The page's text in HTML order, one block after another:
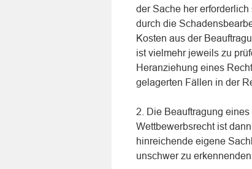
der Sache her
durch die
Kosten aus der
ist vielmehr jeweils zu
Heranziehung eines
gelagerten Fällen in der
2. Die Beauftragung
Wettbewerbsrecht ist
hinreichende eigene
unschwer zu